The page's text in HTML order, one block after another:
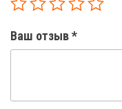
Ваш отзыв*